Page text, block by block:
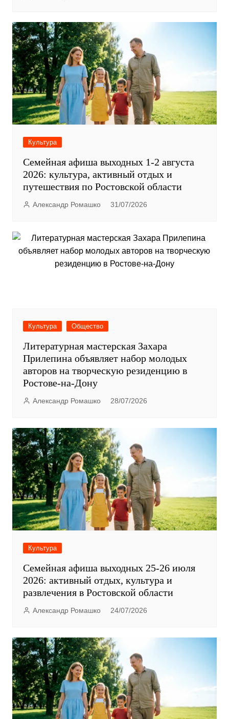
Культура
Семейная афиша выходных 1-2 августа
2026: культура, активный отдых и
путешествия по Ростовской области
Александр Ромашко 31/07/2026
Культура Общество
Литературная мастерская Захара
Прилепина объявляет набор молодых
авторов на творческую резиденцию в
Ростове-на-Дону
Александр Ромашко 28/07/2026
Культура
Семейная афиша выходных 25-26 июля
2026: активный отдых, культура и
развлечения в Ростовской области
Александр Ромашко 24/07/2026